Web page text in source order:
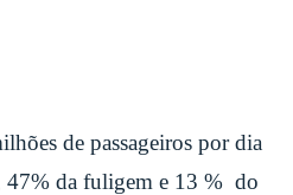
de passageiros por dia
47% da fuligem e 13 % do